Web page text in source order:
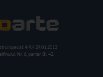
special: 4 PJ/ 29.01.2013
Nr. 6, parter Bl. 42,